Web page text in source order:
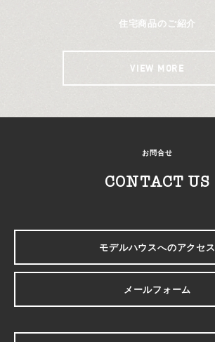
住宅商品のご紹介
VIEW MORE
お問合せ
CONTACT US
モデルハウスへのアクセス
メールフォーム